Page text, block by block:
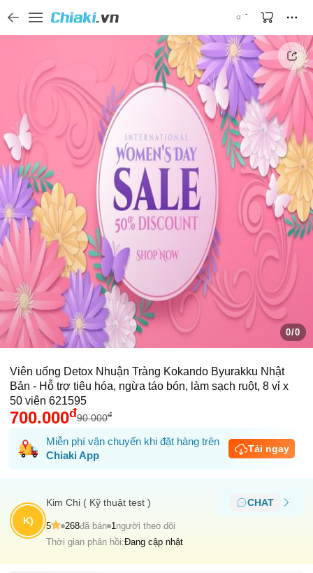
0/0
Viên uống Detox Nhuận Tràng Kokando Byurakku Nhật
Bản - Hỗ trợ tiêu hóa, ngừa táo bón, làm sạch ruột, 8 vỉ x
50 viên 621595
700.000đ90.000đ
Miễn phí vận chuyển khi đặt hàng trên
Chiaki App
Tải ngay
K)
Kim Chi ( Kỹ thuật test ) CHAT
5 268đã bán 1 người theo dõi
Thời gian phản hồi:Đang cập nhật